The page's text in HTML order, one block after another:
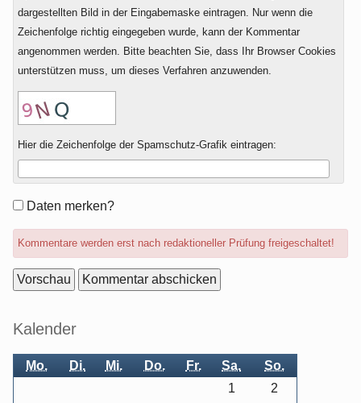
dargestellten Bild in der Eingabemaske eintragen. Nur wenn die
Zeichenfolge richtig eingegeben wurde, kann der Kommentar
angenommen werden. Bitte beachten Sie, dass Ihr Browser Cookies
unterstützen muss, um dieses Verfahren anzuwenden.
Hier die Zeichenfolge der Spamschutz-Grafik eintragen:
Formular-
Daten merken?
Kommentare werden erst nach redaktioneller Prüfung freigeschaltet!
Seitenleiste
Kalender
Mo. Di. Mi. Do. Fr. Sa. So.
1
2